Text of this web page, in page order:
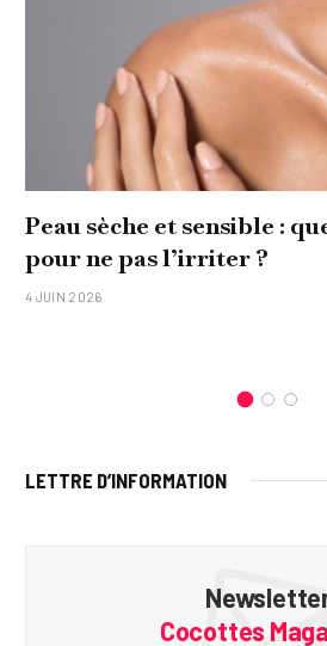
Peau sèche et sensible :
pour ne pas l’irriter ?
4 JUIN 2026
LETTRE D’INFORMATION
Cocottes